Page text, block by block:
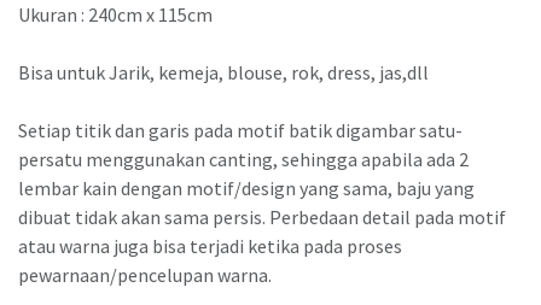
Ukuran : 240cm x 115cm
Bisa untuk Jarik, kemeja, blouse, rok, dress, jas,dll
Setiap titik dan garis pada motif batik digambar satu-
persatu menggunakan canting, sehingga apabila ada 2
lembar kain dengan motif/design yang sama, baju yang
dibuat tidak akan sama persis. Perbedaan detail pada motif
atau warna juga bisa terjadi ketika pada proses
pewarnaan/pencelupan warna.